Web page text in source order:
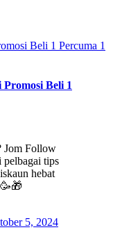
Beli 1 Percuma 1
Beli 1
Jom Follow
pelbagai tips
hebat
5, 2024